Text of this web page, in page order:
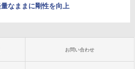
なままに剛性を向上
お問い合わせ